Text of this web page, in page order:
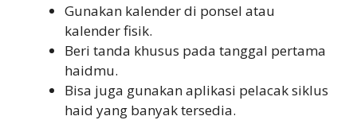
Gunakan kalender di ponsel atau
kalender fisik.
Beri tanda khusus pada tanggal pertama
haidmu.
Bisa juga gunakan aplikasi pelacak siklus
haid yang banyak tersedia.